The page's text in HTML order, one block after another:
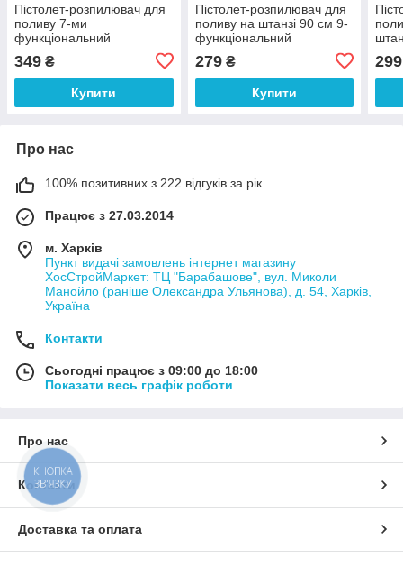
Пістолет-розпилювач для
поливу 7-ми
функціональний
(центральний, туман, душ,
кутовий, повний, конічний,
349 ₴
Купити
Пістолет-розпилювач для
поливу на штанзі 90 см 9-
функціональний
(центральний, туман, душ,
повний, кутовий,
279₴
Купити
299
Про нас
100% позитивних з 222 відгуків за рік
Працює з 27.03.2014
м. Харків
Пункт видачі замовлень інтернет магазину
ХосСтройМаркет: ТЦ "Барабашове", вул. Миколи
Манойло (раніше Олександра Ульянова), д. 54, Харків,
Україна
Контакти
Сьогодні працює з 09:00 до 18:00
Показати весь графік роботи
Про нас
Контакти
Доставка та оплата
КНОПКА
ЗВ'ЯЗКУ